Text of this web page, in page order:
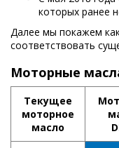
которых ранее
Далее мы покажем
соответствовать
Моторные
Текущее
моторное
масло